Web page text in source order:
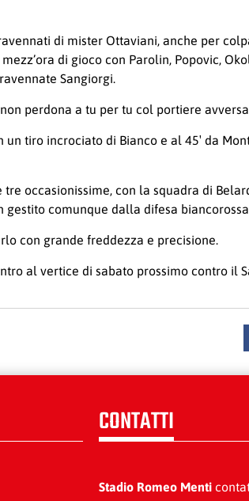
di mister Ottaviani, anche per
di gioco con Parolin, Popovic,
Sangiorgi.
perdona a tu per tu col portiere
tiro incrociato di Bianco e al 45′ da
occasionissime, con la squadra di
comunque dalla difesa
con grande freddezza e precisione.
al vertice di sabato prossimo contro il
CONTATTI
Stadio Romeo Menti